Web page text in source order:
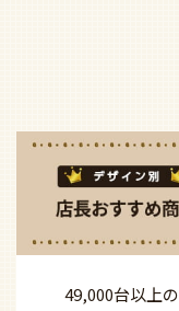
49,000台以上の